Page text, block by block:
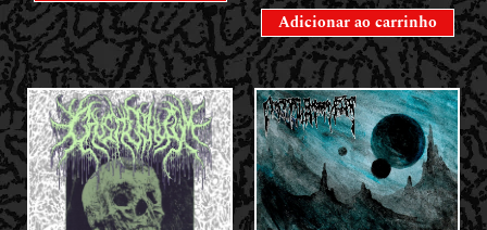
Adicionar ao carrinho